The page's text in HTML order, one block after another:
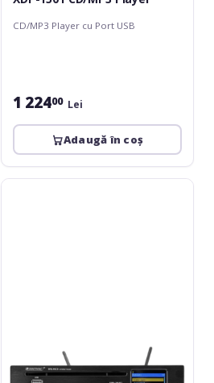
CD/MP3 Player cu Port USB
1 22400 Lei
Adaugă în coș
Omnitronic